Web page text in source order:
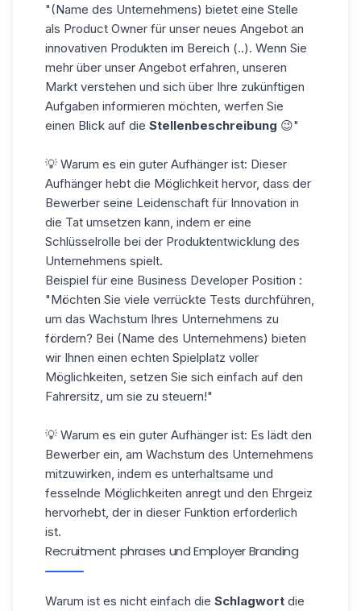
"(Name des Unternehmens) bietet eine Stelle
als Product Owner für unser neues Angebot an
innovativen Produkten im Bereich (..). Wenn Sie
mehr über unser Angebot erfahren, unseren
Markt verstehen und sich über Ihre zukünftigen
Aufgaben informieren möchten, werfen Sie
einen Blick auf die Stellenbeschreibung 😉"
💡 Warum es ein guter Aufhänger ist: Dieser
Aufhänger hebt die Möglichkeit hervor, dass der
Bewerber seine Leidenschaft für Innovation in
die Tat umsetzen kann, indem er eine
Schlüsselrolle bei der Produktentwicklung des
Unternehmens spielt.
Beispiel für eine Business Developer Position :
"Möchten Sie viele verrückte Tests durchführen,
um das Wachstum Ihres Unternehmens zu
fördern? Bei (Name des Unternehmens) bieten
wir Ihnen einen echten Spielplatz voller
Möglichkeiten, setzen Sie sich einfach auf den
Fahrersitz, um sie zu steuern!"
💡 Warum es ein guter Aufhänger ist: Es lädt den
Bewerber ein, am Wachstum des Unternehmens
mitzuwirken, indem es unterhaltsame und
fesselnde Möglichkeiten anregt und den Ehrgeiz
hervorhebt, der in dieser Funktion erforderlich
ist.
Recruitment phrases und Employer Branding
Warum ist es nicht einfach die Schlagwort die